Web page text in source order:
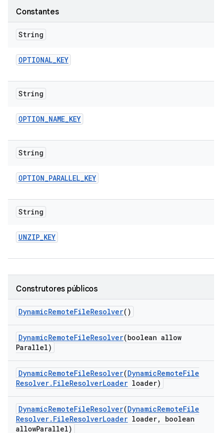
Constantes
String
OPTIONAL_KEY
String
OPTION_NAME_KEY
String
OPTION_PARALLEL_KEY
String
UNZIP_KEY
Construtores públicos
DynamicRemoteFileResolver()
DynamicRemoteFileResolver(boolean allow
Parallel)
DynamicRemoteFileResolver(DynamicRemoteFile
Resolver. FileResolverLoader loader)
DynamicRemoteFileResolver(DynamicRemoteFile
Resolver. FileResolverLoader loader,
boolean
allowParallel)